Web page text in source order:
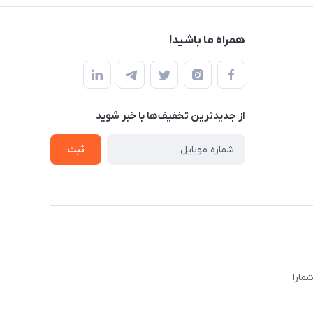
همراه ما باشید!
از جدید‌ترین تخفیف‌ها با‌ خبر شوید
ثبت